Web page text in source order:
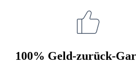
100% Geld-zurück-